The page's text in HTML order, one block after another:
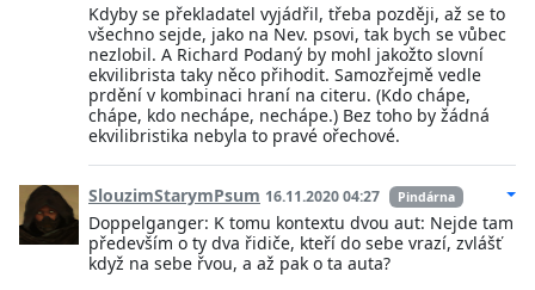
Kdyby se překladatel vyjádřil, třeba později, až se to
všechno sejde, jako na Nev. psovi, tak bych se vůbec
nezlobil. A Richard Podaný by mohl jakožto slovní
ekvilibrista taky něco přihodit. Samozřejmě vedle
prdění v kombinaci hraní na citeru. (Kdo chápe,
chápe, kdo nechápe, nechápe.) Bez toho by žádná
ekvilibristika nebyla to pravé ořechové.
SlouzimStarymPsum 16.11.2020 04:27 Pindárna
Doppelganger: K tomu kontextu dvou aut: Nejde tam
především o ty dva řidiče, kteří do sebe vrazí, zvlášť
když na sebe řvou, a až pak o ta auta?